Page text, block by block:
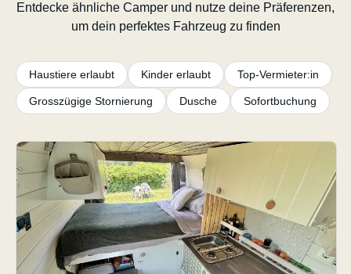
Entdecke ähnliche Camper und nutze deine Präferenzen,
um dein perfektes Fahrzeug zu finden
Haustiere erlaubt Kinder erlaubt Top-Vermieter:in
Grosszügige Stornierung Dusche Sofortbuchung